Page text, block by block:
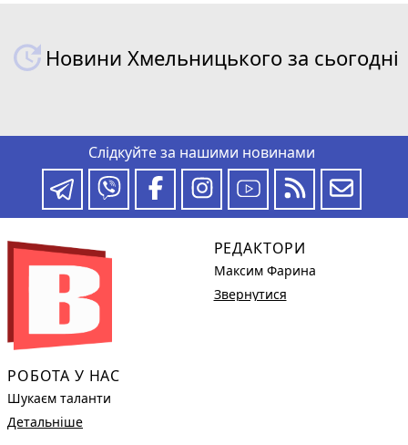
Новини Хмельницького за сьогодні
Слідкуйте за нашими новинами
РОБОТА У НАС
Шукаєм таланти
Детальніше
РЕДАКТОРИ
Максим Фарина
Звернутися